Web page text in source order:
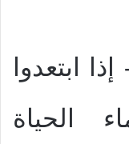
ابتعدوا
الحياة